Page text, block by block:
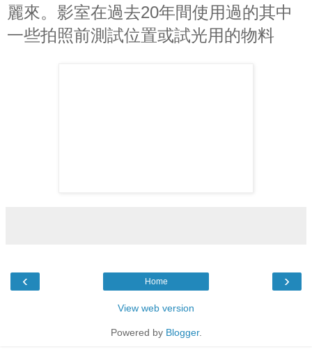
麗來。影室在過去20年間使用過的其中
一些拍照前測試位置或試光用的物料
‹ ›
Home
View web version
Powered by Blogger.